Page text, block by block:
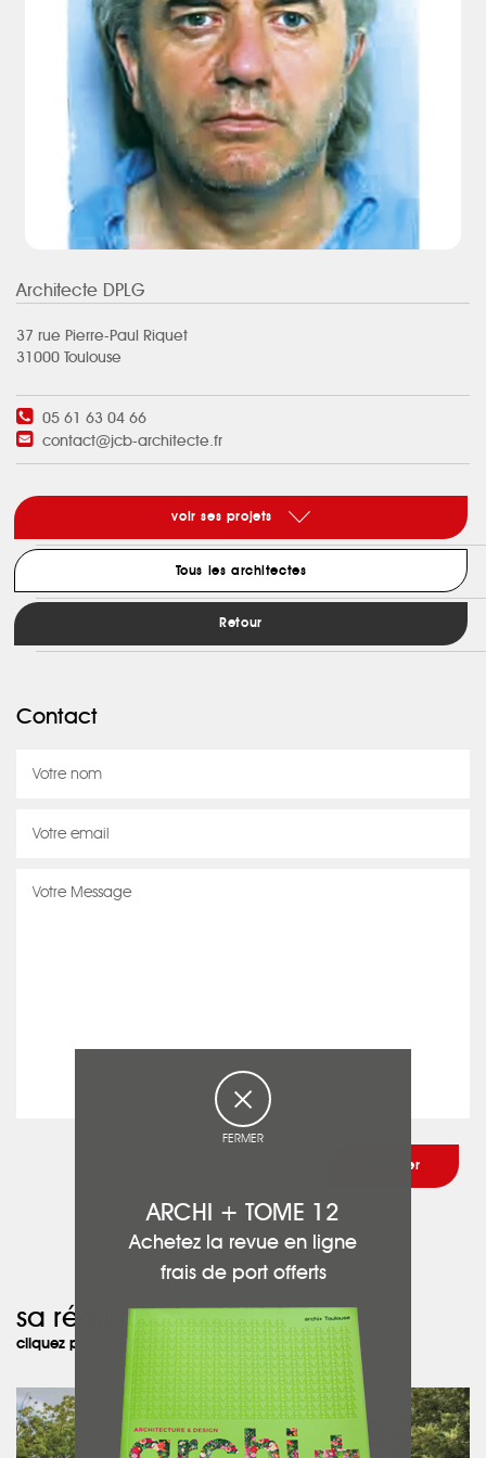
Architecte DPLG
37 rue Pierre-Paul Riquet
31000 Toulouse
05 61 63 04 66
contact@jcb-architecte.fr
voir ses projets
Tous les architectes
Retour
Contact
sa réalisation :
cliquez pour la découvrir
FERMER
ARCHI + TOME 12
Achetez la revue en ligne
frais de port offerts